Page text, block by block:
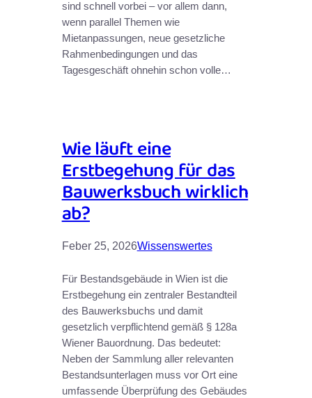
sind schnell vorbei – vor allem dann,
wenn parallel Themen wie
Mietanpassungen, neue gesetzliche
Rahmenbedingungen und das
Tagesgeschäft ohnehin schon volle…
Wie läuft eine
Erstbegehung für das
Bauwerksbuch wirklich
ab?
Feber 25, 2026Wissenswertes
Für Bestandsgebäude in Wien ist die
Erstbegehung ein zentraler Bestandteil
des Bauwerksbuchs und damit
gesetzlich verpflichtend gemäß § 128a
Wiener Bauordnung. Das bedeutet:
Neben der Sammlung aller relevanten
Bestandsunterlagen muss vor Ort eine
umfassende Überprüfung des Gebäudes